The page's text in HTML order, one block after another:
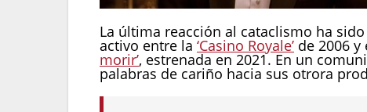
La última reacción al cataclismo ha
activo entre la ‘Casino Royale’ de 2006
morir’, estrenada en 2021. En un
palabras de cariño hacia sus otrora